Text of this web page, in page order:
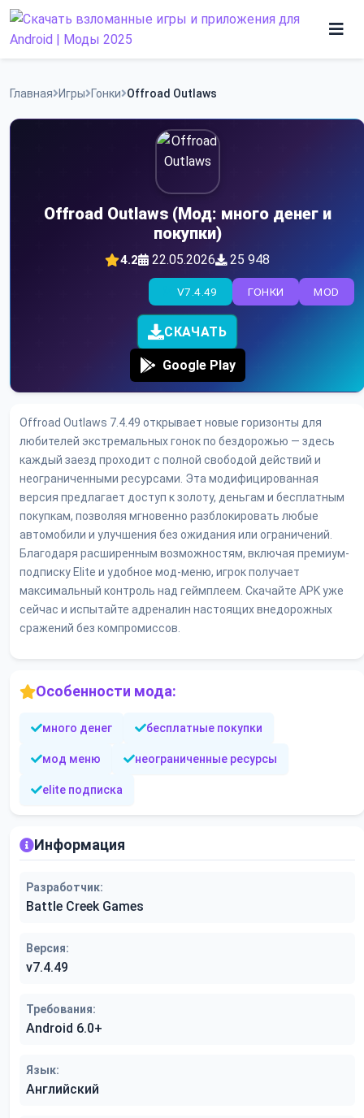
Skip
Программы
Главная Игры Гонки Offroad Outlaws
Offroad Outlaws (Мод: много денег и
покупки)
4.2 22.05.2026 25 948
MOD
ГОНКИ
V7.4.49
СКАЧАТЬ
Google Play
Offroad Outlaws 7.4.49 открывает новые горизонты для
любителей экстремальных гонок по бездорожью — здесь
каждый заезд проходит с полной свободой действий и
неограниченными ресурсами. Эта модифицированная
версия предлагает доступ к золоту, деньгам и бесплатным
покупкам, позволяя мгновенно разблокировать любые
автомобили и улучшения без ожидания или ограничений.
Благодаря расширенным возможностям, включая премиум-
подписку Elite и удобное мод-меню, игрок получает
максимальный контроль над геймплеем. Скачайте APK уже
сейчас и испытайте адреналин настоящих внедорожных
сражений без компромиссов.
Особенности мода:
много денег бесплатные покупки
мод меню неограниченные ресурсы
elite подписка
Информация
Разработчик:
Battle Creek Games
Версия:
v7.4.49
Требования:
Android 6.0+
Язык:
Английский